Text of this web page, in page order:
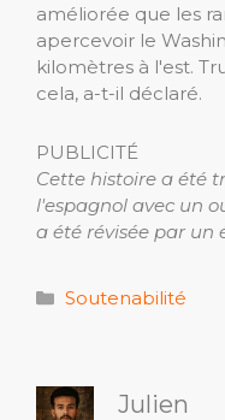
améliorée que les
apercevoir le
kilomètres à l'est.
cela, a-t-il déclaré.
PUBLICITÉ
Cette histoire a été
l'espagnol avec un
a été révisée par
Catégories
Soutenabilité
Julien